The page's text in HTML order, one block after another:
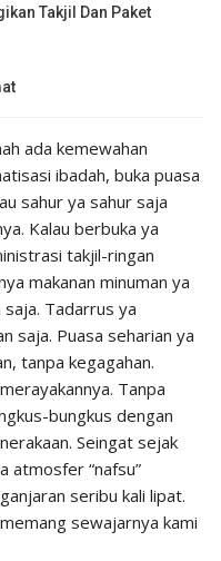
Takjil Dan Paket
ada kemewahan
ibadah, buka puasa
sahur ya sahur saja
Kalau berbuka ya
takjil-ringan
makanan minuman ya
Tadarrus ya
saja. Puasa seharian ya
tanpa kegagahan.
Tanpa
bungkus dengan
Seingat sejak
atmosfer “nafsu”
seribu kali lipat.
sewajarnya kami